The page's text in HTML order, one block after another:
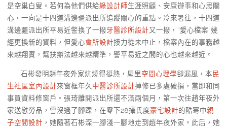
是空巢白叟。若何為他們供給綠設計師生涯照顧、安康辦事和心思關
心，一向是十四道溝邊疆派出所追蹤關心的重點。冷來暑往，十四道
溝邊疆派出所平易近警換了一撥牙醫診所設計又一撥，“愛心檔案”幾
經更換新的資料，但愛心會所設計接力從未中止，檔案內在的事務越
來越翔實，幫扶辦法越來越精準，警平易近之間的心也越來越近。
石彬發明趙年夜外家炕燒得挺熱，屋里空間心理學卻漏風，本民
生社區室內設計來窗框年久 中醫診所設計掉修已多處破損，當即和同
事買資料修窗戶。張琦離開派出所還不滿兩個月，第一次往趙年夜外
家送慰勞品，雪沒過了腳踝，在零下28攝氏度豪宅設計的酷寒中親
子空間設計 ，她隨著石彬深一腳淺一腳地走到趙年夜外家。此后，她